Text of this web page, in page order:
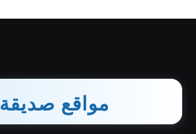
مواقع صديقة